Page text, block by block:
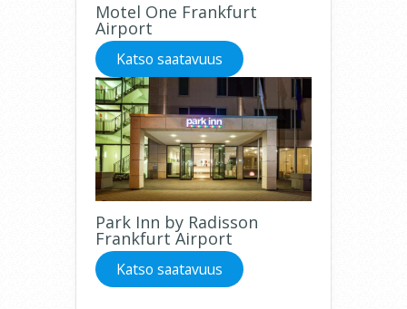
Motel One Frankfurt
Airport
Katso saatavuus
Park Inn by Radisson
Frankfurt Airport
Katso saatavuus